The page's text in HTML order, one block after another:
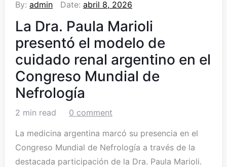
By: admin Date: abril 8, 2026
La Dra. Paula Marioli
presentó el modelo de
cuidado renal argentino en el
Congreso Mundial de
Nefrología
2 min read 0 comment
La medicina argentina marcó su presencia en el
Congreso Mundial de Nefrología a través de la
destacada participación de la Dra. Paula Marioli.